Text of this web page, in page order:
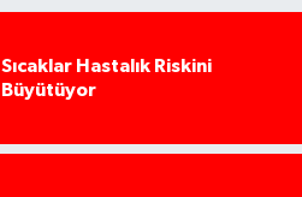
Sıcaklar Hastalık Riskini
Büyütüyor